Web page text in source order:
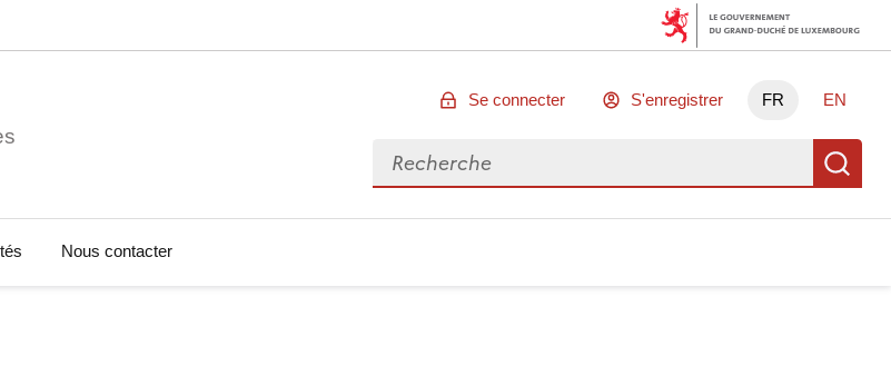
Se connecter S'enregistrer FR EN
Rechercher des données
Nous contacter